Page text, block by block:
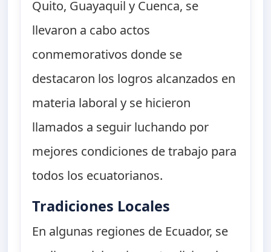
Quito, Guayaquil y Cuenca, se
llevaron a cabo actos
conmemorativos donde se
destacaron los logros alcanzados en
materia laboral y se hicieron
llamados a seguir luchando por
mejores condiciones de trabajo para
todos los ecuatorianos.
Tradiciones Locales
En algunas regiones de Ecuador, se